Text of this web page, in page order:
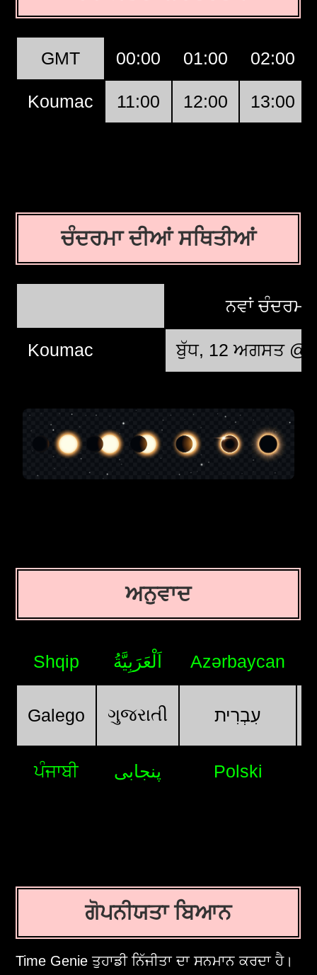
GMT 00:00 01:00 02:00
Koumac 11:00 12:00 13:00
ਚੰਦਰਮਾ ਦੀਆਂ ਸਥਿਤੀਆਂ
ਨਵਾਂ ਚੰਦਰਮਾ
Koumac ਬੁੱਧ, 12 ਅਗਸਤ @
ਅਨੁਵਾਦ
Shqip اَلْعَرَبِيَّةُ Azərbaycan
Galego ગુજરાતી עִבְרִית
ਪੰਜਾਬੀ پنجابی Polski
ਗੋਪਨੀਯਤਾ ਬਿਆਨ
Time Genie ਤੁਹਾਡੀ ਨਿੱਜੀਤਾ ਦਾ ਸਨਮਾਨ ਕਰਦਾ ਹੈ।